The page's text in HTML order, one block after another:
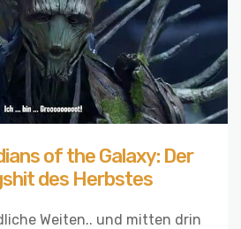
of the Galaxy: Der
des Herbstes
Weiten.. und mitten drin